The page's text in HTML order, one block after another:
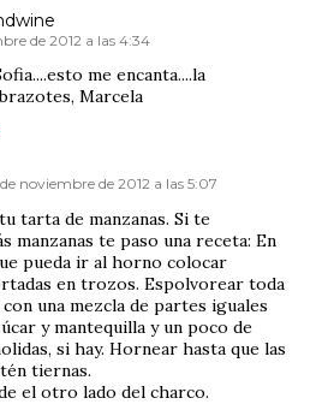
de 2012 a las 4:34
me encanta....la
Marcela
noviembre de 2012 a las 5:07
tarta de manzanas. Si te
manzanas te paso una receta: En
pueda ir al horno colocar
en trozos. Espolvorear toda
una mezcla de partes iguales
y mantequilla y un poco de
si hay. Hornear hasta que las
tiernas.
el otro lado del charco.